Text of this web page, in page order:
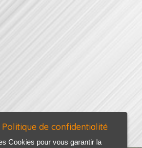
Politique de confidentialité
Cookies pour vous garantir la